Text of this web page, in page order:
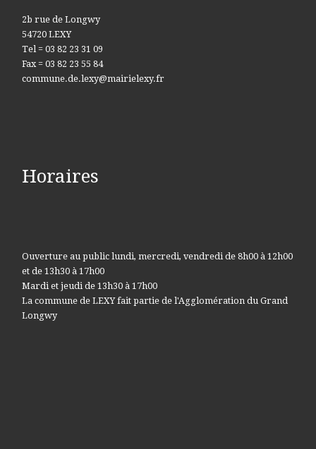
2b rue de Longwy
54720 LEXY
Tel = 03 82 23 31 09
Fax = 03 82 23 55 84
commune.de.lexy@mairielexy.fr
Horaires
Ouverture au public lundi, mercredi, vendredi de 8h00 à 12h00
et de 13h30 à 17h00
Mardi et jeudi de 13h30 à 17h00
La commune de LEXY fait partie de l'Agglomération du Grand
Longwy